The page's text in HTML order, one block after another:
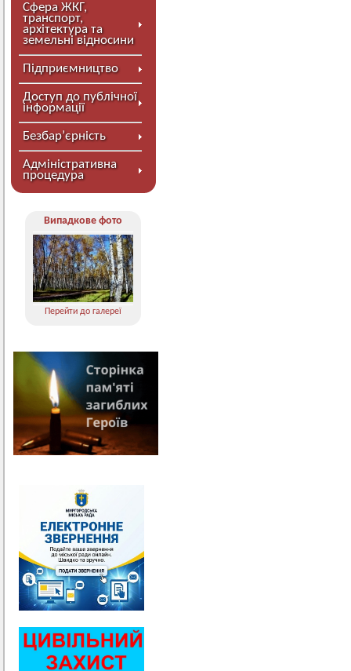
Сфера ЖКГ,
транспорт,
архітектура та
земельні відносини
Підприємництво
Доступ до публічної
інформації
Безбар’єрність
Адміністративна
процедура
Випадкове фото
Перейти до галереї